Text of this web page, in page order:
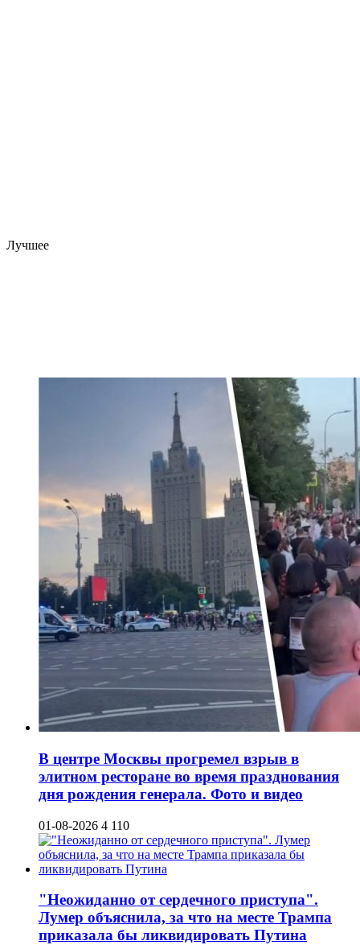
Лучшее
В центре Москвы прогремел взрыв в
элитном ресторане во время празднования
дня рождения генерала. Фото и видео
01-08-2026 4 110
"Неожиданно от сердечного приступа".
Лумер объяснила, за что на месте Трампа
приказала бы ликвидировать Путина